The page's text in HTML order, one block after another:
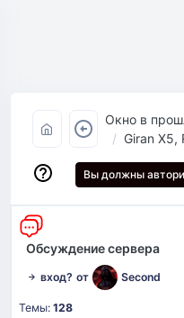
Окно в
Giran
Вы должны
Обсуждение сервера
вход? от Second
Темы: 128